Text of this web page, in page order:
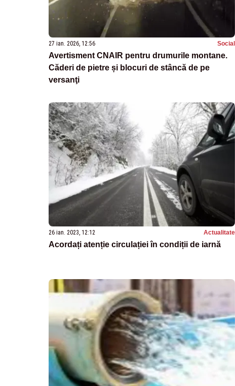
27 ian. 2026, 12:56 Social
Avertisment CNAIR pentru drumurile montane.
Căderi de pietre și blocuri de stâncă de pe
versanţi
26 ian. 2023, 12:12 Actualitate
Acordați atenție circulației în condiții de iarnă